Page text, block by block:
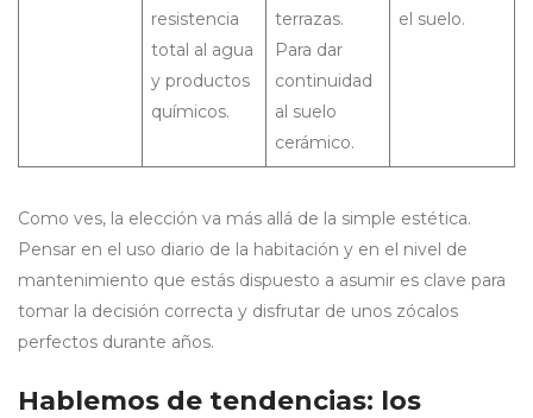
resistencia
total al agua
y productos
químicos.
terrazas.
Para dar
continuidad
al suelo
cerámico.
el suelo.
Como ves, la elección va más allá de la simple estética.
Pensar en el uso diario de la habitación y en el nivel de
mantenimiento que estás dispuesto a asumir es clave para
tomar la decisión correcta y disfrutar de unos zócalos
perfectos durante años.
Hablemos de tendencias: los